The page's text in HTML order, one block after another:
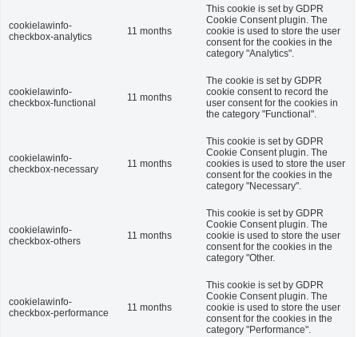
cookielawinfo-
checkbox-analytics
11 months
This cookie is set by GDPR
Cookie Consent plugin. The
cookie is used to store the user
consent for the cookies in the
category "Analytics".
cookielawinfo-
checkbox-functional
11 months
The cookie is set by GDPR
cookie consent to record the
user consent for the cookies in
the category "Functional".
cookielawinfo-
checkbox-necessary
11 months
This cookie is set by GDPR
Cookie Consent plugin. The
cookies is used to store the user
consent for the cookies in the
category "Necessary".
cookielawinfo-
checkbox-others
11 months
This cookie is set by GDPR
Cookie Consent plugin. The
cookie is used to store the user
consent for the cookies in the
category "Other.
cookielawinfo-
checkbox-performance
11 months
This cookie is set by GDPR
Cookie Consent plugin. The
cookie is used to store the user
consent for the cookies in the
category "Performance".